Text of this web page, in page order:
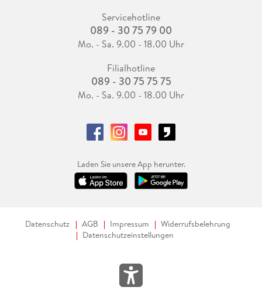
Servicehotline
089 - 30 75 79 00
Mo. - Sa. 9.00 - 18.00 Uhr
Filialhotline
089 - 30 75 75 75
Mo. - Sa. 9.00 - 18.00 Uhr
Laden Sie unsere App herunter.
Datenschutz AGB Impressum
Widerrufsbelehrung
Datenschutzeinstellungen